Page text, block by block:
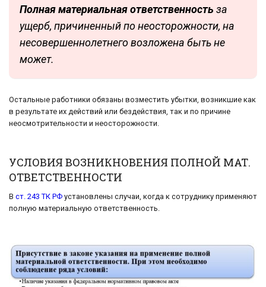
Полная материальная ответственность за
ущерб, причиненный по неосторожности, на
несовершеннолетнего возложена быть не
может.
Остальные работники обязаны возместить убытки, возникшие как
в результате их действий или бездействия, так и по причине
неосмотрительности и неосторожности.
УСЛОВИЯ ВОЗНИКНОВЕНИЯ ПОЛНОЙ МАТ.
ОТВЕТСТВЕННОСТИ
В ст. 243 ТК РФ установлены случаи, когда к сотруднику применяют
полную материальную ответственность.